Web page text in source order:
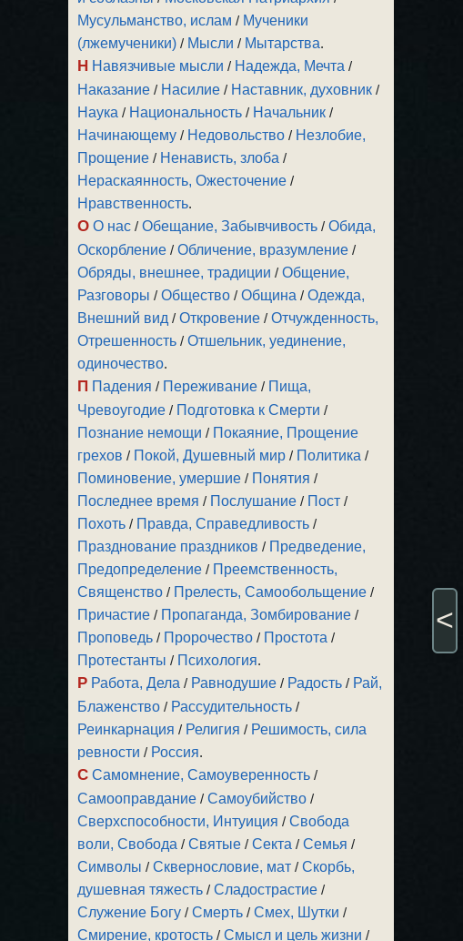
Мусульманство, ислам / Мученики
(лжемученики) / Мысли / Мытарства.
Н Навязчивые мысли / Надежда, Мечта /
Наказание / Насилие / Наставник, духовник /
Наука / Национальность / Начальник /
Начинающему / Недовольство / Незлобие,
Прощение / Ненависть, злоба /
Нераскаянность, Ожесточение /
Нравственность.
О О нас /Обещание, Забывчивость /Обида,
Оскорбление /Обличение, вразумление /
Обряды, внешнее, традиции /Общение,
Разговоры /Общество /Община /Одежда,
Внешний вид /Откровение /Отчужденность,
Отрешенность /Отшельник, уединение,
одиночество.
П Падения / Переживание / Пища,
Чревоугодие / Подготовка к Смерти /
Познание немощи / Покаяние, Прощение
грехов / Покой, Душевный мир / Политика /
Поминовение, умершие / Понятия /
Последнее время / Послушание / Пост /
Похоть / Правда, Справедливость /
Празднование праздников / Предведение,
Предопределение / Преемственность,
Священство / Прелесть, Самообольщение /
Причастие / Пропаганда, Зомбирование /
Проповедь / Пророчество / Простота /
Протестанты / Психология.
Р Работа, Дела / Равнодушие / Радость / Рай,
Блаженство / Рассудительность /
Реинкарнация / Религия / Решимость, сила
ревности / Россия.
С Самомнение, Самоуверенность /
Самооправдание /Самоубийство /
Сверхспособности, Интуиция /Свобода
воли, Свобода /Святые /Секта /Семья /
Символы /Сквернословие, мат /Скорбь,
душевная тяжесть /Сладострастие /
Служение Богу /Смерть /Смех, Шутки /
Смирение, кротость /Смысл и цель жизни /
<